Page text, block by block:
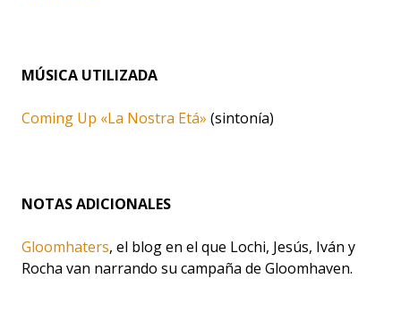
MÚSICA UTILIZADA
Coming Up «La Nostra Etá» (sintonía)
NOTAS ADICIONALES
Gloomhaters, el blog en el que Lochi, Jesús, Iván y
Rocha van narrando su campaña de Gloomhaven.